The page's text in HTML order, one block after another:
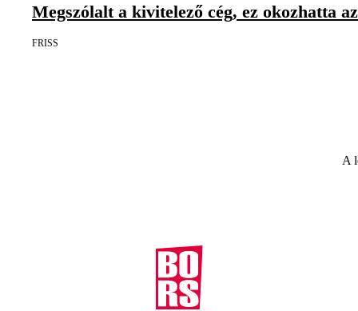
Megszólalt a kivitelező cég, ez okozhatta
FRISS
A